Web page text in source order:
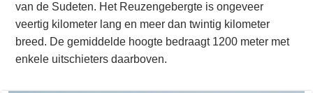
van de Sudeten. Het Reuzengebergte is ongeveer
veertig kilometer lang en meer dan twintig kilometer
breed. De gemiddelde hoogte bedraagt 1200 meter met
enkele uitschieters daarboven.